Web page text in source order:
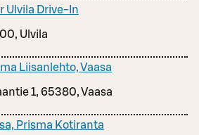
Ulvila Drive-In
Ulvila
Liisanlehto, Vaasa
1, 65380, Vaasa
Prisma Kotiranta